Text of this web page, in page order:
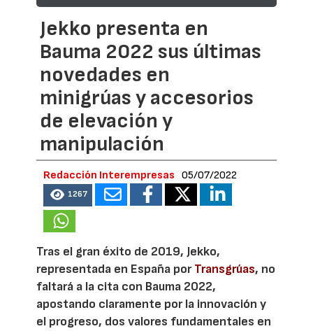
Jekko presenta en
Bauma 2022 sus últimas
novedades en
minigrúas y accesorios
de elevación y
manipulación
Redacción Interempresas 05/07/2022
1267
Tras el gran éxito de 2019, Jekko,
representada en España porTransgrúas, no
faltará a la cita con Bauma 2022,
apostando claramente por la innovación y
el progreso, dos valores fundamentales en